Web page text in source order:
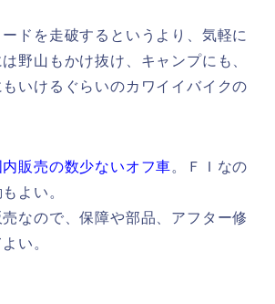
ドを走破するというより、気軽に
野山もかけ抜け、キャンプにも、
いけるぐらいのカワイイバイクの
販売の数少ないオフ車。ＦＩなの
よい。
なので、保障や部品、アフター修
い。